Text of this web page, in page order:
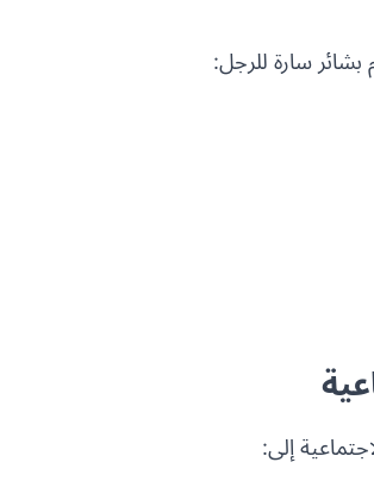
بشائر سارة للرجل:
إلى: